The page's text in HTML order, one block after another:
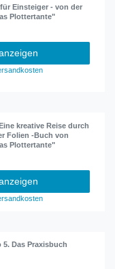
Einsteiger - von der
Plottertante"
kreative Reise durch
Folien -Buch von
Plottertante"
Das Praxisbuch